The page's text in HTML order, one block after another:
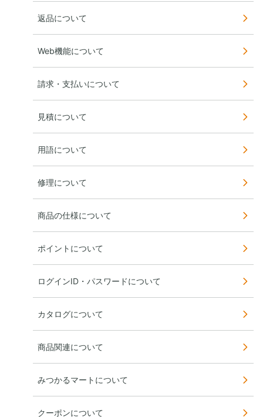
返品について
Web機能について
請求・支払いについて
見積について
用語について
修理について
商品の仕様について
ポイントについて
ログインID・パスワードについて
カタログについて
商品関連について
みつかるマートについて
クーポンについて